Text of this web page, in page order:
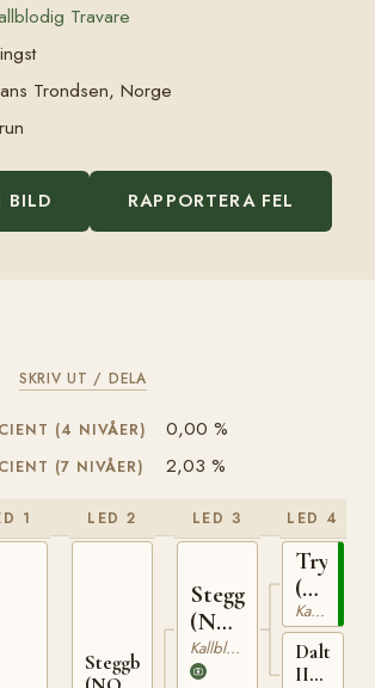
Travare
Trondsen, Norge
BILD RAPPORTERA FEL
SKRIV UT / DELA
(4 NIVÅER) 0,00 %
(7 NIVÅER) 2,03 %
1 LED 2
Steggbest
LED 3
Stegg
(NO)
T-169
Kallblodig Travare
LED 4
Trygve
(NO)
T-
66
Kallblodig Travare
Dalterna
II